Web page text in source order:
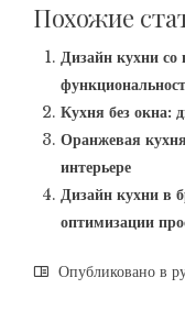
Похожие
Дизайн кухни со
Кухня без окна:
Оранжевая
интерьере
Дизайн кухни в
оптимизации
Опубликовано в